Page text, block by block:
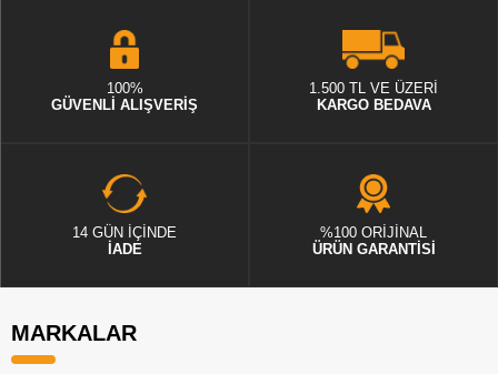
100%
GÜVENLİ ALIŞVERİŞ
1.500 TL VE ÜZERİ
KARGO BEDAVA
14 GÜN İÇİNDE
İADE
%100 ORİJİNAL
ÜRÜN GARANTİSİ
MARKALAR